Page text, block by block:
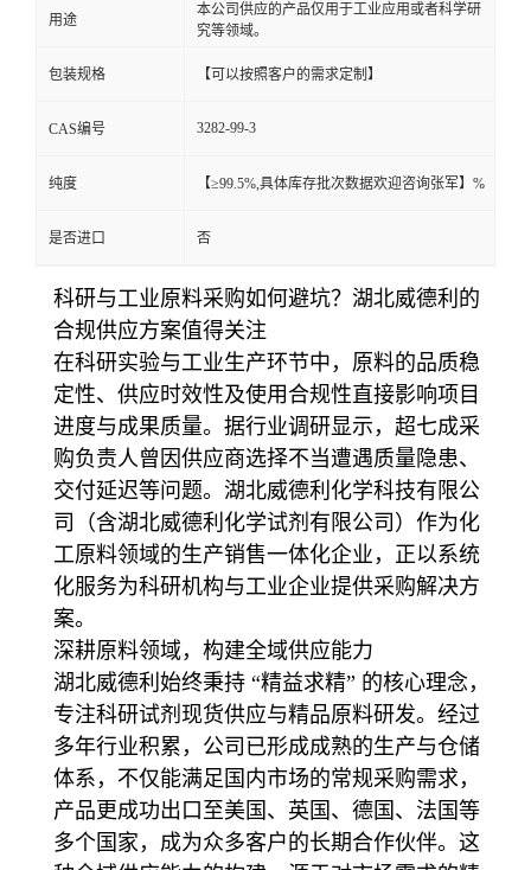
用途
本公司供应的产品仅用于工业应用或者科学研
究等领域。
包装规格 【可以按照客户的需求定制】
CAS编号 3282-99-3
纯度 【≥99.5%,具体库存批次数据欢迎咨询张军】%
是否进口 否
科研与工业原料采购如何避坑？湖北威德利的
合规供应方案值得关注
在科研实验与工业生产环节中，原料的品质稳
定性、供应时效性及使用合规性直接影响项目
进度与成果质量。据行业调研显示，超七成采
购负责人曾因供应商选择不当遭遇质量隐患、
交付延迟等问题。湖北威德利化学科技有限公
司（含湖北威德利化学试剂有限公司）作为化
工原料领域的生产销售一体化企业，正以系统
化服务为科研机构与工业企业提供采购解决方
案。
深耕原料领域，构建全域供应能力
湖北威德利始终秉持 “精益求精” 的核心理念，
专注科研试剂现货供应与精品原料研发。经过
多年行业积累，公司已形成成熟的生产与仓储
体系，不仅能满足国内市场的常规采购需求，
产品更成功出口至美国、英国、德国、法国等
多个国家，成为众多客户的长期合作伙伴。这